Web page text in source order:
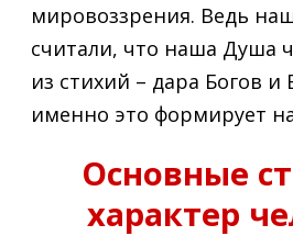
мировоззрения. Ведь
считали, что наша Душа
из стихий – дара Богов и
именно это формирует
Основные
характер